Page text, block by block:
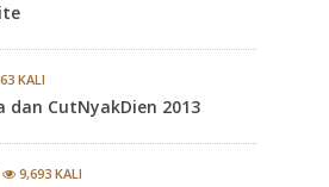
KALI
dan CutNyakDien 2013
9,693 KALI